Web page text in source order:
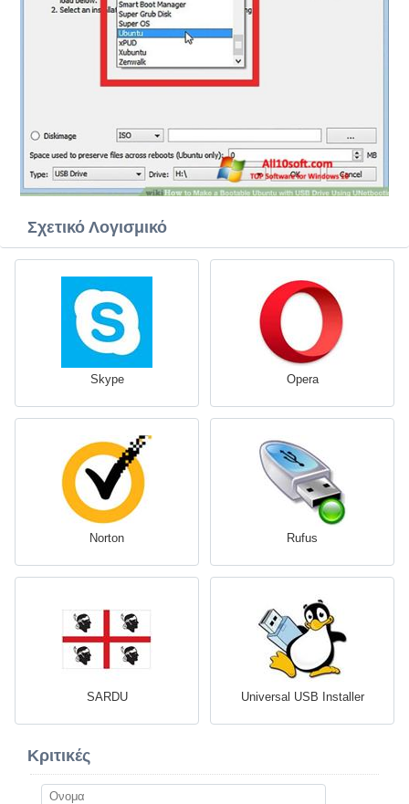
Σχετικό Λογισμικό
Skype Opera
Norton Rufus
SARDU Universal USB Installer
Κριτικές